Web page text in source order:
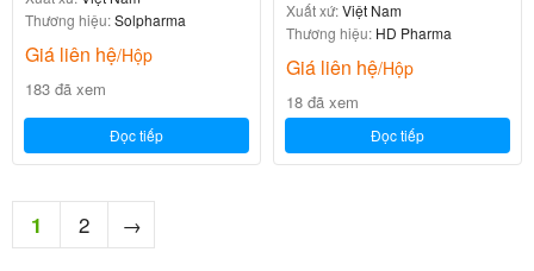
Thương hiệu:Solpharma
Giá liên hệ/Hộp
183 đã xem
Đọc tiếp
dày – thực quản
Xuất xứ:Việt Nam
Thương hiệu: HD Pharma
Giá liên hệ/Hộp
18 đã xem
Đọc tiếp
1 2 →